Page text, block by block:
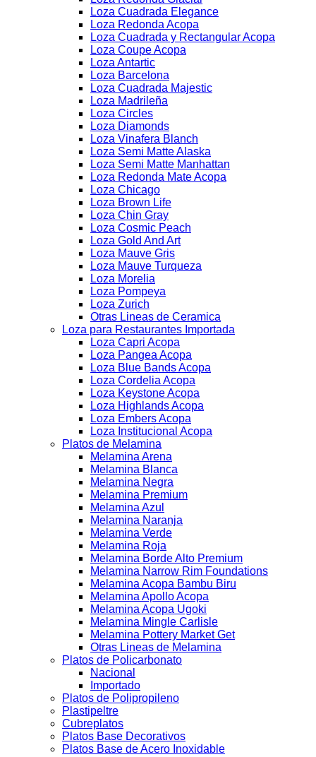
Loza Cuadrada Elegance
Loza Redonda Acopa
Loza Cuadrada y Rectangular Acopa
Loza Coupe Acopa
Loza Antartic
Loza Barcelona
Loza Cuadrada Majestic
Loza Madrileña
Loza Circles
Loza Diamonds
Loza Vinafera Blanch
Loza Semi Matte Alaska
Loza Semi Matte Manhattan
Loza Redonda Mate Acopa
Loza Chicago
Loza Brown Life
Loza Chin Gray
Loza Cosmic Peach
Loza Gold And Art
Loza Mauve Gris
Loza Mauve Turqueza
Loza Morelia
Loza Pompeya
Loza Zurich
Otras Lineas de Ceramica
Loza para Restaurantes Importada
Loza Capri Acopa
Loza Pangea Acopa
Loza Blue Bands Acopa
Loza Cordelia Acopa
Loza Keystone Acopa
Loza Highlands Acopa
Loza Embers Acopa
Loza Institucional Acopa
Platos de Melamina
Melamina Arena
Melamina Blanca
Melamina Negra
Melamina Premium
Melamina Azul
Melamina Naranja
Melamina Verde
Melamina Roja
Melamina Borde Alto Premium
Melamina Narrow Rim Foundations
Melamina Acopa Bambu Biru
Melamina Apollo Acopa
Melamina Acopa Ugoki
Melamina Mingle Carlisle
Melamina Pottery Market Get
Otras Lineas de Melamina
Platos de Policarbonato
Nacional
Importado
Platos de Polipropileno
Plastipeltre
Cubreplatos
Platos Base Decorativos
Platos Base de Acero Inoxidable